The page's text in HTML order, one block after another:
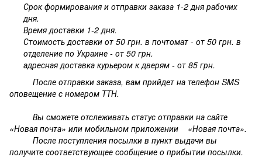
Срок формирования и отправки заказа 1-2 дня рабочих
дня.
Время доставки 1-2 дня.
Стоимость доставки от 50 грн. в почтомат - от 50 грн. в
отделение по Украине - от 50 грн.
адресная доставка курьером к дверям - от 85 грн.
После отправки заказа, вам прийдет на телефон SMS
оповещение с номером ТТН.
Вы сможете отслеживать статус отправки на сайте
«Новая почта» или мобильном приложении «Новая почта».
После поступления посылки в пункт выдачи вы
получите соответствующее сообщение о прибытии посылки.